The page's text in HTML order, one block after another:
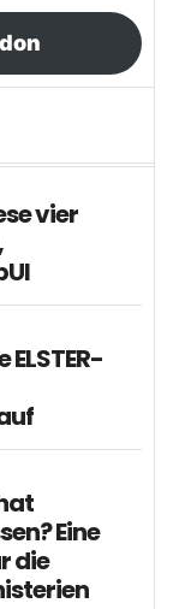
vier
Eine
die